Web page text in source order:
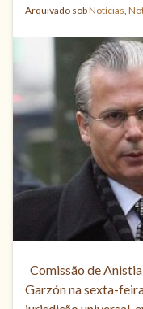
Arquivado sobNotícias
Comissão de
Garzón na sexta-